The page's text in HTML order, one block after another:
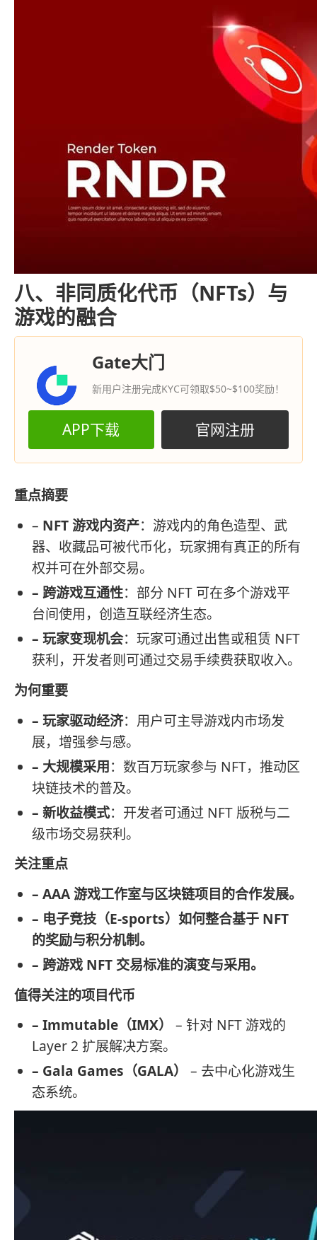
八、非同质化代币（NFTs）与
游戏的融合
Gate大门
新用户注册完成KYC可领取$50~$100奖励！
APP下载 官网注册
重点摘要
– NFT 游戏内资产：游戏内的角色造型、武
器、收藏品可被代币化，玩家拥有真正的所有
权并可在外部交易。
– 跨游戏互通性：部分 NFT 可在多个游戏平
台间使用，创造互联经济生态。
– 玩家变现机会：玩家可通过出售或租赁 NFT
获利，开发者则可通过交易手续费获取收入。
为何重要
– 玩家驱动经济：用户可主导游戏内市场发
展，增强参与感。
– 大规模采用：数百万玩家参与 NFT，推动区
块链技术的普及。
– 新收益模式：开发者可通过 NFT 版税与二
级市场交易获利。
关注重点
– AAA 游戏工作室与区块链项目的合作发展。
– 电子竞技（E-sports）如何整合基于 NFT
的奖励与积分机制。
– 跨游戏 NFT 交易标准的演变与采用。
值得关注的项目代币
– Immutable（IMX）
– 针对 NFT 游戏的
Layer 2 扩展解决方案。
– Gala Games（GALA）
– 去中心化游戏生
态系统。